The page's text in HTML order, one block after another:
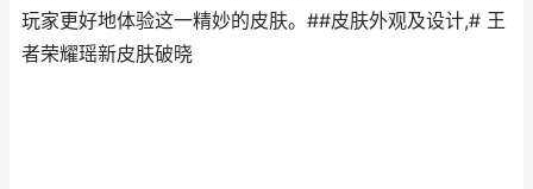
玩家更好地体验这一精妙的皮肤。##皮肤外观及设计,# 王
者荣耀瑶新皮肤破晓